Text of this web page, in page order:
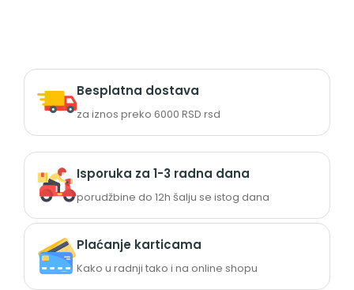
Besplatna dostava
za iznos preko 6000 RSD rsd
Isporuka za 1-3 radna dana
porudžbine do 12h šalju se istog dana
Plaćanje karticama
Kako u radnji tako i na online shopu